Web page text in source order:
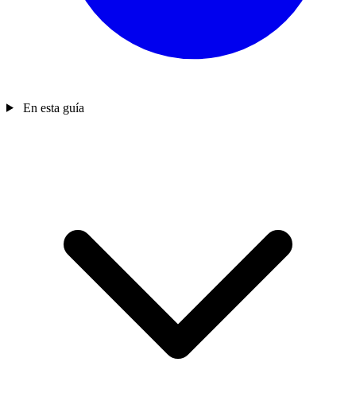
En esta guía